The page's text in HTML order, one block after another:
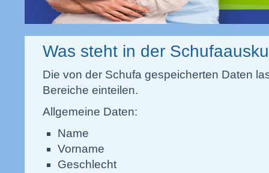
Was steht in der
Die von der Schufa gespeicherten Daten
Bereiche einteilen.
Allgemeine Daten:
Name
Vorname
Geschlecht